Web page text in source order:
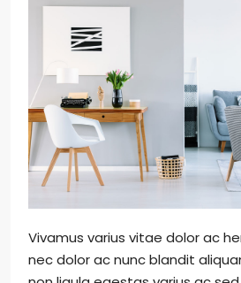
Vivamus varius vitae dolor ac
nec dolor ac nunc blandit